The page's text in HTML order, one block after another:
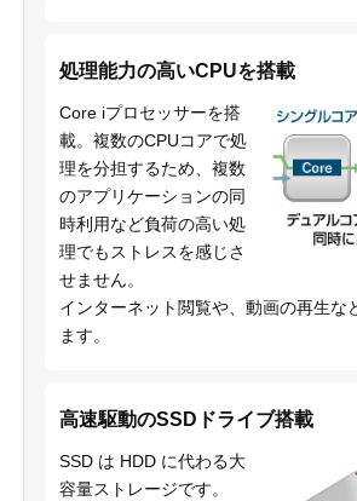
処理能力の高いCPUを搭載
Core iプロセッサーを搭
載。複数のCPUコアで処
理を分担するため、複数
のアプリケーションの同
時利用など負荷の高い処
理でもストレスを感じさ
せません。
インターネット閲覧や、動画の再生な
ます。
高速駆動のSSDドライブ搭載
SSD は HDD に代わる大
容量ストレージです。